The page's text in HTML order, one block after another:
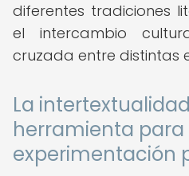
diferentes tradiciones
el intercambio
cruzada entre distintas
La
herramienta para
experimentación